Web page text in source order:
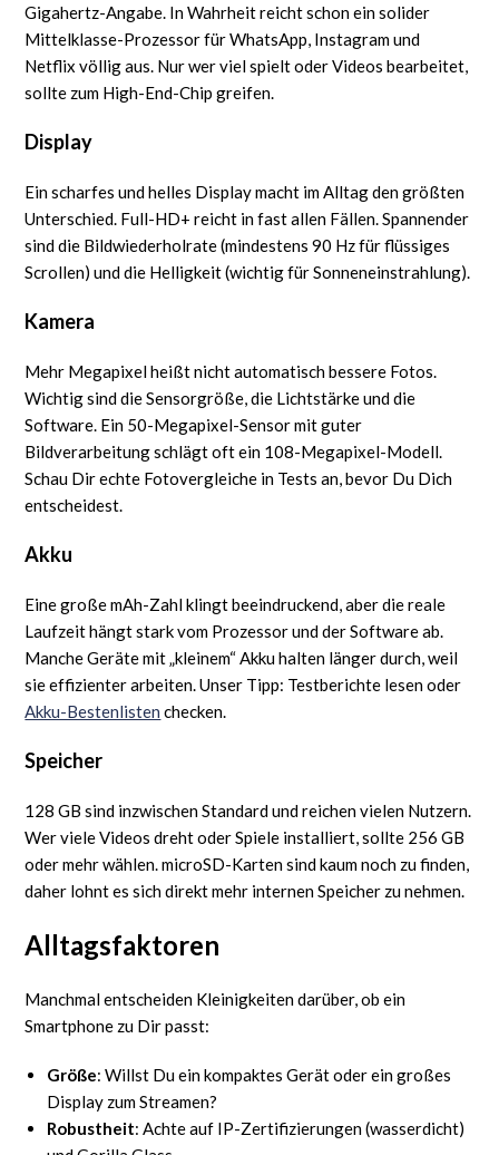
Gigahertz-Angabe. In Wahrheit reicht schon ein solider
Mittelklasse-Prozessor für WhatsApp, Instagram und
Netflix völlig aus. Nur wer viel spielt oder Videos bearbeitet,
sollte zum High-End-Chip greifen.
Display
Ein scharfes und helles Display macht im Alltag den größten
Unterschied. Full-HD+ reicht in fast allen Fällen. Spannender
sind die Bildwiederholrate (mindestens 90 Hz für flüssiges
Scrollen) und die Helligkeit (wichtig für Sonneneinstrahlung).
Kamera
Mehr Megapixel heißt nicht automatisch bessere Fotos.
Wichtig sind die Sensorgröße, die Lichtstärke und die
Software. Ein 50-Megapixel-Sensor mit guter
Bildverarbeitung schlägt oft ein 108-Megapixel-Modell.
Schau Dir echte Fotovergleiche in Tests an, bevor Du Dich
entscheidest.
Akku
Eine große mAh-Zahl klingt beeindruckend, aber die reale
Laufzeit hängt stark vom Prozessor und der Software ab.
Manche Geräte mit „kleinem“ Akku halten länger durch, weil
sie effizienter arbeiten. Unser Tipp: Testberichte lesen oder
Akku-Bestenlisten checken.
Speicher
128 GB sind inzwischen Standard und reichen vielen Nutzern.
Wer viele Videos dreht oder Spiele installiert, sollte 256 GB
oder mehr wählen. microSD-Karten sind kaum noch zu finden,
daher lohnt es sich direkt mehr internen Speicher zu nehmen.
Alltagsfaktoren
Manchmal entscheiden Kleinigkeiten darüber, ob ein
Smartphone zu Dir passt:
Größe: Willst Du ein kompaktes Gerät oder ein großes
Display zum Streamen?
Robustheit: Achte auf IP-Zertifizierungen (wasserdicht)